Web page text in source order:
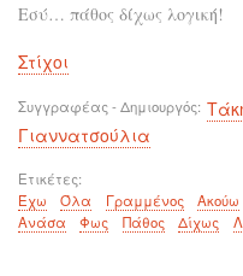
Εσύ… πάθος δίχως λογική!
Στίχοι
Συγγραφέας - Δημιουργός
Γιαννατσούλια
Ετικέτες
Έχω
Όλα Γραμμένος Ακούω
Ανάσα
Φως Πάθος Δίχως